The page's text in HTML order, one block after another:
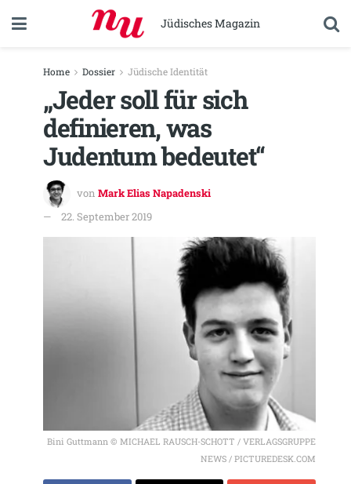
Jüdisches Magazin
Home Dossier Jüdische Identität
„Jeder soll für sich
definieren, was
Judentum bedeutet“
von Mark Elias Napadenski
22. September 2019
Bini Guttmann © MICHAEL RAUSCH-SCHOTT / VERLAGSGRUPPE
NEWS / PICTUREDESK.COM